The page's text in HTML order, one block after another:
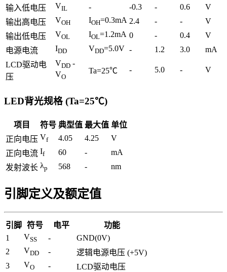
输入低电压
VIL - -0.3 - 0.6
V
输出高电压
VOH IOH=0.3mA 2.4 - -
V
输出低电压
VOL IOL=1.2mA 0 - 0.4
V
电源电流
IDD VDD=5.0V - 1.2 3.0
mA
LCD驱动电
压
VDD -
VO
Ta=25℃ - 5.0 - V
LED背光规格 (Ta=25℃)
项目 符号 典型值 最大值 单位
正向电压 Vf 4.05 4.25
V
正向电流 If 60 -
mA
发射波长 λp 568 - nm
引脚定义及额定值
引脚 符号 电平
功能
1
VSS -
GND(0V)
2
VDD -
逻辑电源电压 (+5V)
3
VO -
LCD驱动电压